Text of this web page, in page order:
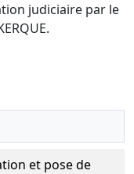
judiciaire par le
et pose de